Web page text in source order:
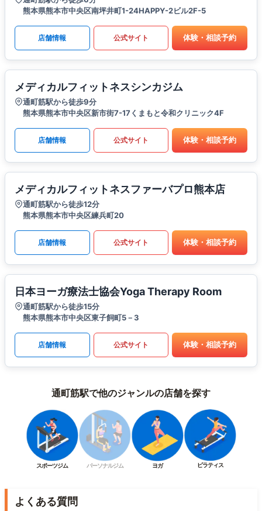
熊本県熊本市中央区南坪井町1-24HAPPY-2ビル2F-5
店舗情報 公式サイト 体験・相談予約
メディカルフィットネスシンカジム
通町筋駅から徒歩9分
熊本県熊本市中央区新市街7-17くまもと令和クリニック4F
店舗情報 公式サイト 体験・相談予約
メディカルフィットネスファーバプロ熊本店
通町筋駅から徒歩12分
熊本県熊本市中央区練兵町20
店舗情報 公式サイト 体験・相談予約
日本ヨーガ療法士協会Yoga Therapy Room
通町筋駅から徒歩15分
熊本県熊本市中央区東子飼町5－3
店舗情報 公式サイト 体験・相談予約
通町筋駅で他のジャンルの店舗を探す
スポーツジム パーソナルジム ヨガ ピラティス
よくある質問